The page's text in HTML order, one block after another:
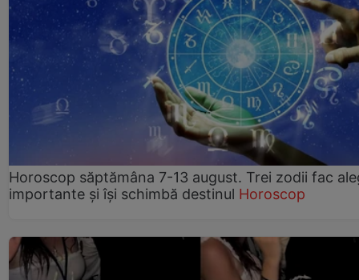
Horoscop săptămâna 7-13 august. Trei zodii fac
importante și își schimbă destinul Horoscop